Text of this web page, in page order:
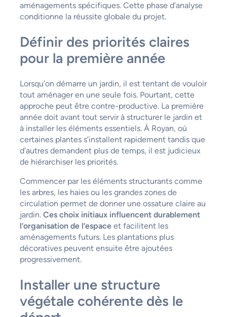
aménagements spécifiques. Cette phase d’analyse
conditionne la réussite globale du projet.
Définir des priorités claires
pour la première année
Lorsqu’on démarre un jardin, il est tentant de vouloir
tout aménager en une seule fois. Pourtant, cette
approche peut être contre-productive. La première
année doit avant tout servir à structurer le jardin et
à installer les éléments essentiels. À Royan, où
certaines plantes s’installent rapidement tandis que
d’autres demandent plus de temps, il est judicieux
de hiérarchiser les priorités.
Commencer par les éléments structurants comme
les arbres, les haies ou les grandes zones de
circulation permet de donner une ossature claire au
jardin. Ces choix initiaux influencent durablement
l’organisation de l’espaceet facilitent les
aménagements futurs. Les plantations plus
décoratives peuvent ensuite être ajoutées
progressivement.
Installer une structure
végétale cohérente dès le